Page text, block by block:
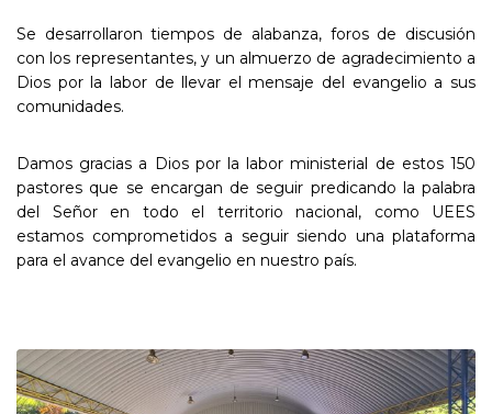
Se desarrollaron tiempos de alabanza, foros de discusión
con los representantes, y un almuerzo de agradecimiento a
Dios por la labor de llevar el mensaje del evangelio a sus
comunidades.
Damos gracias a Dios por la labor ministerial de estos 150
pastores que se encargan de seguir predicando la palabra
del Señor en todo el territorio nacional, como UEES
estamos comprometidos a seguir siendo una plataforma
para el avance del evangelio en nuestro país.